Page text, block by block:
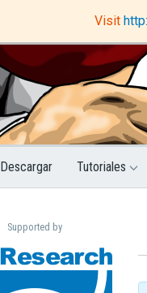
Descargar Tutoriales
Supported by
Visit